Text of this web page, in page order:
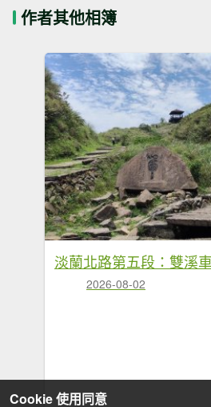
作者其他相簿
2026-08-02
Cookie 使用同意